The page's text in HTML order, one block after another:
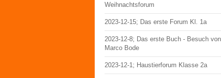
Weihnachtsforum
2023-12-15; Das erste Forum Kl. 1a
2023-12-8; Das erste Buch - Besuch von
Marco Bode
2023-12-1; Haustierforum Klasse 2a